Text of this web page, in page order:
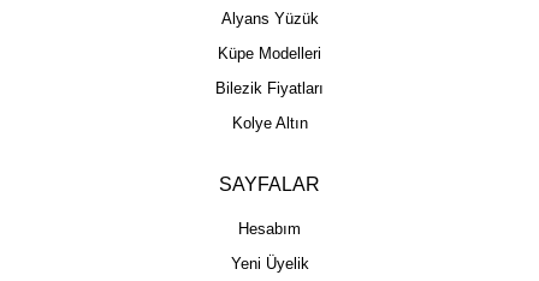
Alyans Yüzük
Küpe Modelleri
Bilezik Fiyatları
Kolye Altın
SAYFALAR
Hesabım
Yeni Üyelik